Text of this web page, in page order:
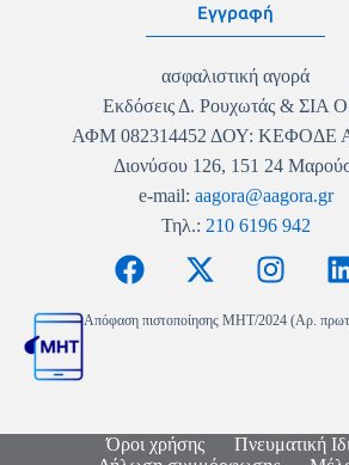
Εγγραφή
ασφαλιστική αγορά
Εκδόσεις Δ. Ρουχωτάς & ΣΙΑ
ΑΦΜ 082314452 ΔΟΥ: ΚΕΦΟΔΕ
Διονύσου 126, 151 24
e-mail: aagora@aagora.gr
Τηλ.: 210 6196 942
Απόφαση πιστοποίησης MHT/2024 (Αρ.
Όροι χρήσης
Πνευματική